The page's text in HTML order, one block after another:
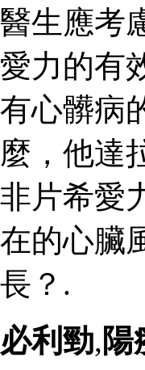
醫生應考
愛力的有
有心髒病
麼，他達
非片希愛
在的心臟
長？.
必利勁, 陽